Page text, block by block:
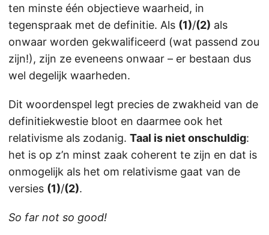
ten minste één objectieve waarheid, in
tegenspraak met de definitie. Als (1)/(2) als
onwaar worden gekwalificeerd (wat passend zou
zijn!), zijn ze eveneens onwaar – er bestaan dus
wel degelijk waarheden.
Dit woordenspel legt precies de zwakheid van de
definitiekwestie bloot en daarmee ook het
relativisme als zodanig. Taal is niet onschuldig:
het is op z’n minst zaak coherent te zijn en dat is
onmogelijk als het om relativisme gaat van de
versies (1)/(2).
So far not so good!